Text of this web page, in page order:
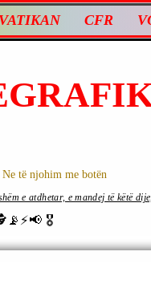
VATIKAN CFR
| Ne të njohim me botën
🎖
e atdhetar, e mandej të këtë